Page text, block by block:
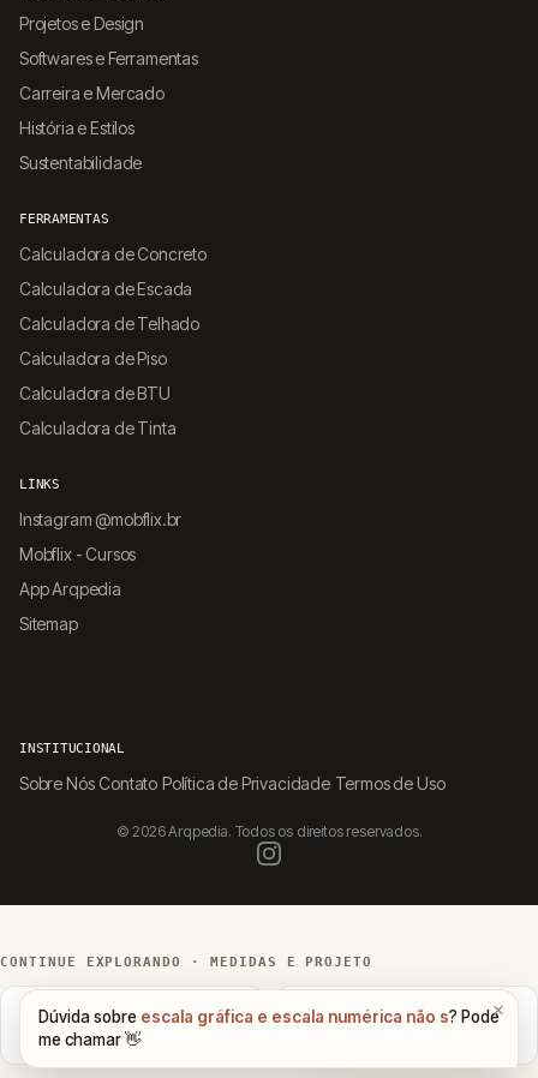
Projetos e Design
Softwares e Ferramentas
Carreira e Mercado
História e Estilos
Sustentabilidade
FERRAMENTAS
Calculadora de Concreto
Calculadora de Escada
Calculadora de Telhado
Calculadora de Piso
Calculadora de BTU
Calculadora de Tinta
LINKS
Instagram @mobflix.br
Mobflix - Cursos
App Arqpedia
Sitemap
INSTITUCIONAL
Sobre Nós Contato Política de Privacidade Termos de Uso
© 2026 Arqpedia. Todos os direitos reservados.
CONTINUE EXPLORANDO · MEDIDAS E PROJETO
Escala Grande e Pequena:
1:50 é Maior que 1:200
Escalas Numéricas em